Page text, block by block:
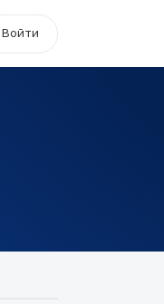
Войти